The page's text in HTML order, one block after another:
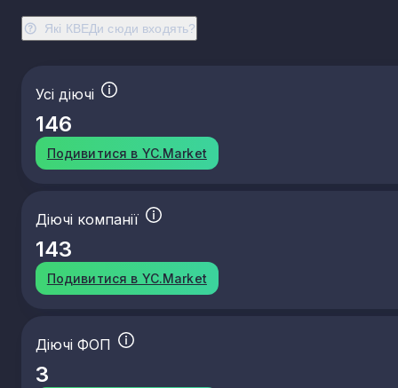
Які КВЕДи сюди входять?
Усі діючі
146
Подивитися в YC.Market
Діючі компанії
143
Подивитися в YC.Market
Діючі ФОП
3